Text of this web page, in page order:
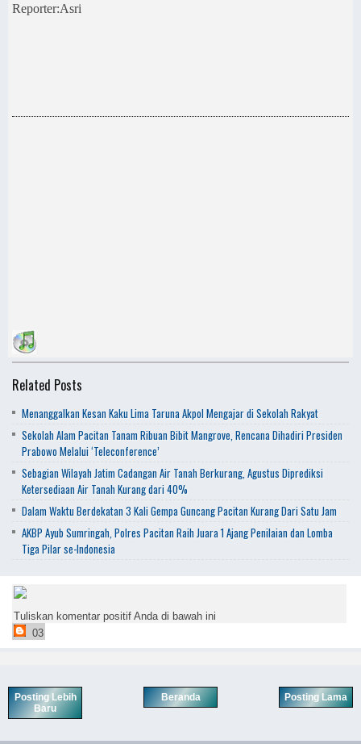
Reporter:Asri
Related Posts
Menanggalkan Kesan Kaku Lima Taruna Akpol Mengajar di Sekolah Rakyat
Sekolah Alam Pacitan Tanam Ribuan Bibit Mangrove, Rencana Dihadiri Presiden
Prabowo Melalui ‘Teleconference’
Sebagian Wilayah Jatim Cadangan Air Tanah Berkurang, Agustus Diprediksi
Ketersediaan Air Tanah Kurang dari 40%
Dalam Waktu Berdekatan 3 Kali Gempa Guncang Pacitan Kurang Dari Satu Jam
AKBP Ayub Sumringah, Polres Pacitan Raih Juara 1 Ajang Penilaian dan Lomba
Tiga Pilar se-Indonesia
Tuliskan komentar positif Anda di bawah ini
03
Posting Lebih
Baru
Posting Lama
Beranda